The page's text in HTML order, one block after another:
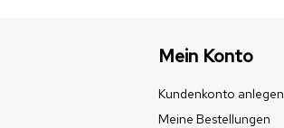
Mein Konto
Kundenkonto anlegen
Meine Bestellungen